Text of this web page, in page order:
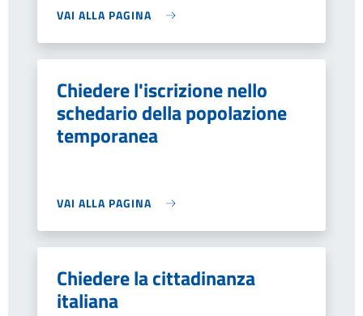
VAI ALLA PAGINA
Chiedere l'iscrizione nello
schedario della popolazione
temporanea
VAI ALLA PAGINA
Chiedere la cittadinanza
italiana